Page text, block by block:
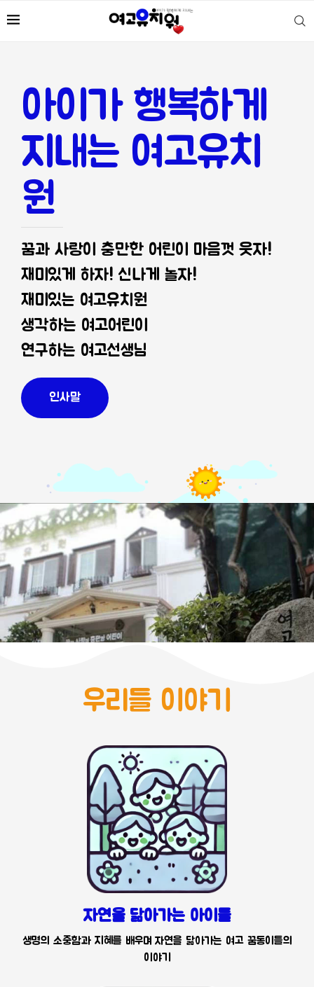
아이가 행복하게
지내는 여고유치
원
꿈과 사랑이 충만한 어린이 마음껏 웃자!
재미있게 하자! 신나게 놀자!
재미있는 여고유치원
생각하는 여고어린이
연구하는 여고선생님
인사말
우리들 이야기
자연을 닮아가는 아이들
생명의 소중함과 지혜를 배우며 자연을 닮아가는 여고 꿈동이들의
이야기